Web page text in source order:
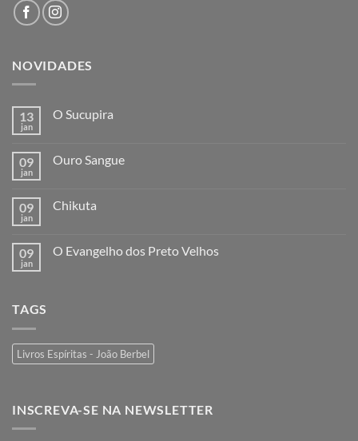
NOVIDADES
13
jan
O Sucupira
09
jan
Ouro Sangue
09
jan
Chikuta
09
jan
O Evangelho dos Preto Velhos
TAGS
Livros Espíritas - João Berbel
INSCREVA-SE NA NEWSLETTER